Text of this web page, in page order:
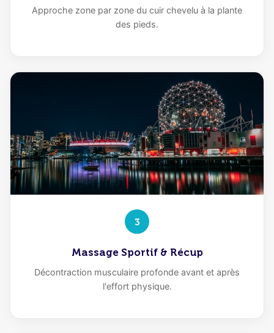
Approche zone par zone du cuir chevelu à la plante
des pieds.
3
Massage Sportif & Récup
Décontraction musculaire profonde avant et après
l'effort physique.